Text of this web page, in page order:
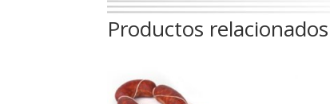
Productos relacionados